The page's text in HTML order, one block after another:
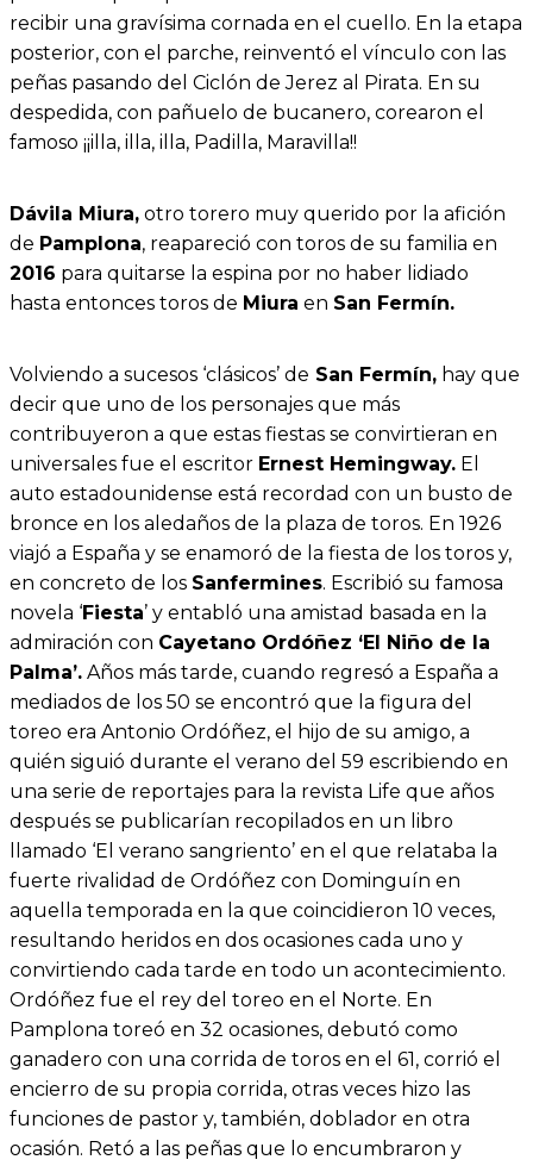
recibir una gravísima cornada en el cuello. En la etapa
posterior, con el parche, reinventó el vínculo con las
peñas pasando del Ciclón de Jerez al Pirata. En su
despedida, con pañuelo de bucanero, corearon el
famoso ¡¡illa, illa, illa, Padilla, Maravilla!!
Dávila Miura, otro torero muy querido por la afición
de Pamplona, reapareció con toros de su familia en
2016 para quitarse la espina por no haber lidiado
hasta entonces toros de Miura en San Fermín.
Volviendo a sucesos ‘clásicos’ de San Fermín, hay que
decir que uno de los personajes que más
contribuyeron a que estas fiestas se convirtieran en
universales fue el escritor Ernest Hemingway. El
auto estadounidense está recordad con un busto de
bronce en los aledaños de la plaza de toros. En 1926
viajó a España y se enamoró de la fiesta de los toros y,
en concreto de los Sanfermines. Escribió su famosa
novela ‘Fiesta’ y entabló una amistad basada en la
admiración con Cayetano Ordóñez ‘El Niño de la
Palma’. Años más tarde, cuando regresó a España a
mediados de los 50 se encontró que la figura del
toreo era Antonio Ordóñez, el hijo de su amigo, a
quién siguió durante el verano del 59 escribiendo en
una serie de reportajes para la revista Life que años
después se publicarían recopilados en un libro
llamado ‘El verano sangriento’ en el que relataba la
fuerte rivalidad de Ordóñez con Dominguín en
aquella temporada en la que coincidieron 10 veces,
resultando heridos en dos ocasiones cada uno y
convirtiendo cada tarde en todo un acontecimiento.
Ordóñez fue el rey del toreo en el Norte. En
Pamplona toreó en 32 ocasiones, debutó como
ganadero con una corrida de toros en el 61, corrió el
encierro de su propia corrida, otras veces hizo las
funciones de pastor y, también, doblador en otra
ocasión. Retó a las peñas que lo encumbraron y